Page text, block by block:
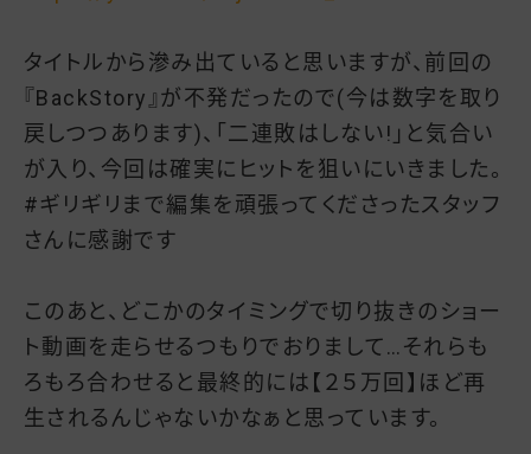
タイトルから滲み出ていると思いますが、前回の
『BackStory』が不発だったので(今は数字を取り
戻しつつあります)、「二連敗はしない!」と気合い
が入り、今回は確実にヒットを狙いにいきました。
#ギリギリまで編集を頑張ってくださったスタッフ
さんに感謝です
このあと、どこかのタイミングで切り抜きのショー
ト動画を走らせるつもりでおりまして…それらも
ろもろ合わせると最終的には【２５万回】ほど再
生されるんじゃないかなぁと思っています。